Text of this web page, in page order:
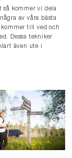
så kommer vi dela
av våra bästa
till ved och
Dessa tekniker
även ute i